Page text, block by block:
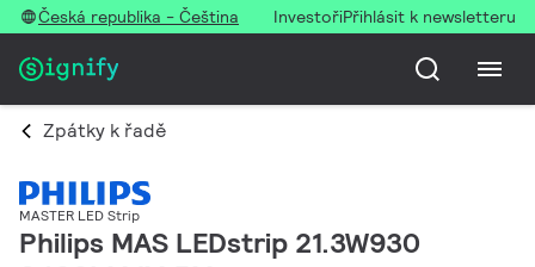
Česká republika - Čeština InvestořiPřihlásit k newsletteru
Zpátky k řadě
MASTER LED Strip
Philips MAS LEDstrip 21.3W930